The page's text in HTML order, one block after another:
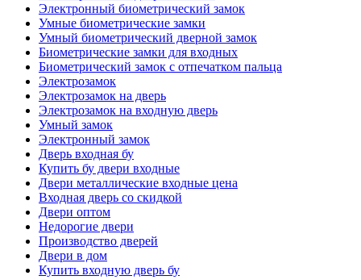
Электронный биометрический замок
Умные биометрические замки
Умный биометрический дверной замок
Биометрические замки для входных
Биометрический замок с отпечатком пальца
Электрозамок
Электрозамок на дверь
Электрозамок на входную дверь
Умный замок
Электронный замок
Дверь входная бу
Купить бу двери входные
Двери металлические входные цена
Входная дверь со скидкой
Двери оптом
Недорогие двери
Производство дверей
Двери в дом
Купить входную дверь бу